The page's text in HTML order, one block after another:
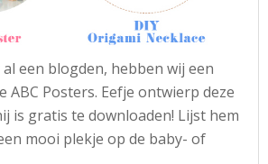
een blogden, hebben wij een
ABC Posters. Eefje ontwierp deze
is gratis te downloaden! Lijst hem
mooi plekje op de baby- of